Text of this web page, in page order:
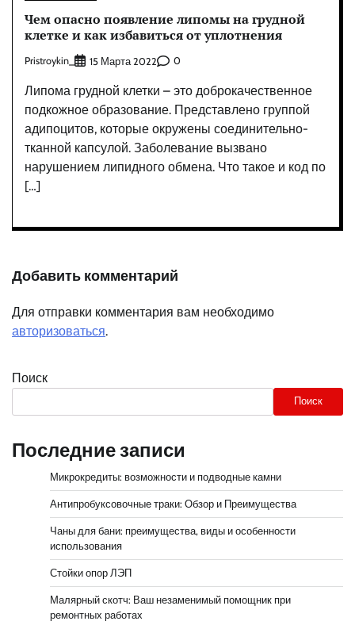
Чем опасно появление липомы на грудной
клетке и как избавиться от уплотнения
Pristroykin_ 15 Марта 2022 0
Липома грудной клетки – это доброкачественное
подкожное образование. Представлено группой
адипоцитов, которые окружены соединительно-
тканной капсулой. Заболевание вызвано
нарушением липидного обмена. Что такое и код по
[…]
Добавить комментарий
Для отправки комментария вам необходимо
авторизоваться.
Поиск
Поиск
Последние записи
Микрокредиты: возможности и подводные камни
Антипробуксовочные траки: Обзор и Преимущества
Чаны для бани: преимущества, виды и особенности
использования
Стойки опор ЛЭП
Малярный скотч: Ваш незаменимый помощник при
ремонтных работах